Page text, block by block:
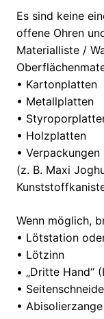
Es sind keine
offene Ohren
Materialliste /
• Kartonplatten
• Metallplatten
•
• Holzplatten
•
(z. B. Maxi
Wenn möglich,
• Lötstation
• Lötzinn
• „Dritte Hand“
•
• Abisolierzange